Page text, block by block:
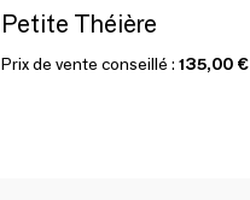
Petite Théière
Prix de vente conseillé : 135,00 €